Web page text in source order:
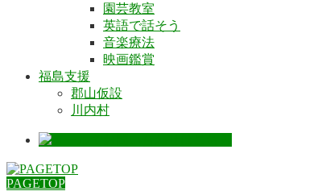
園芸教室
英語で話そう
音楽療法
映画鑑賞
福島支援
郡山仮設
川内村
PAGETOP